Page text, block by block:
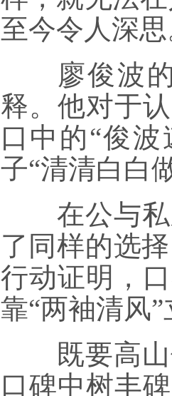
至今令人深
廖俊波的
释。他对于
口中的“俊
子“清清白白
在公与私
了同样的选
行动证明，
靠“两袖清风
既要高山
口碑中树丰